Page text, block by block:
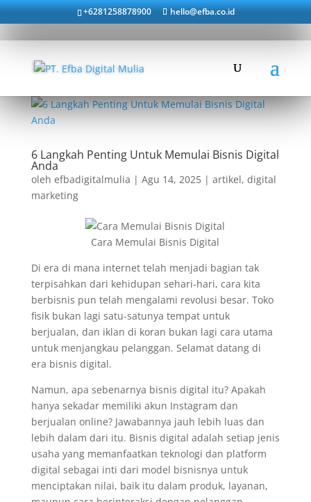
+6281258878900 hello@efba.co.id
6 Langkah Penting Untuk Memulai Bisnis Digital
Anda
oleh efbadigitalmulia | Agu 14, 2025| artikel, digital
marketing
Cara Memulai Bisnis Digital
Di era di mana internet telah menjadi bagian tak
terpisahkan dari kehidupan sehari-hari, cara kita
berbisnis pun telah mengalami revolusi besar. Toko
fisik bukan lagi satu-satunya tempat untuk
berjualan, dan iklan di koran bukan lagi cara utama
untuk menjangkau pelanggan. Selamat datang di
era bisnis digital.
Namun, apa sebenarnya bisnis digital itu? Apakah
hanya sekadar memiliki akun Instagram dan
berjualan online? Jawabannya jauh lebih luas dan
lebih dalam dari itu. Bisnis digital adalah setiap jenis
usaha yang memanfaatkan teknologi dan platform
digital sebagai inti dari model bisnisnya untuk
menciptakan nilai, baik itu dalam produk, layanan,